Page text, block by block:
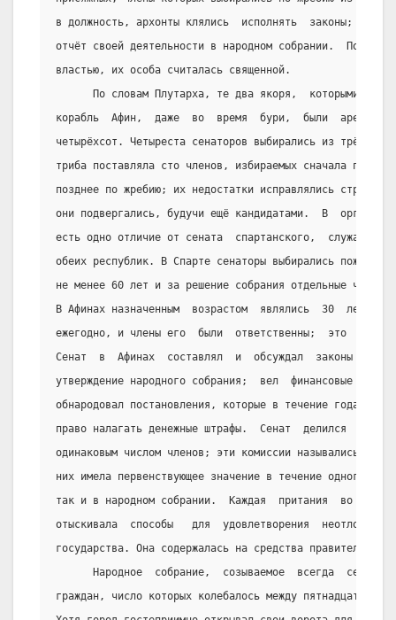
в должность, архонты клялись  исполнять  законы;
отчёт своей деятельности в народном собрании.  Пока
властью, их особа считалась священной.
По словам Плутарха, те два якоря,  которыми
корабль  Афин,  даже  во  время  бури,  были  ареопаг
четырёхсот. Четыреста сенаторов выбирались из трёх
триба поставляла сто членов, избираемых сначала по
позднее по жребию; их недостатки исправлялись
они подвергались, будучи ещё кандидатами.  В
есть одно отличие от сената  спартанского,  служащие
обеих республик. В Спарте сенаторы выбирались
не менее 60 лет и за решение собрания отдельные члены
В Афинах назначенным  возрастом  являлись  30  лет;
ежегодно, и члены его  были  ответственны;  это  было
Сенат  в  Афинах  составлял  и  обсуждал  законы  до
утверждение народного собрания;  вел  финансовые  и
обнародовал постановления, которые в течение года
право налагать денежные штрафы.  Сенат  делился  на
одинаковым числом членов; эти комиссии назывались
них имела первенствующее значение в течение одного
так и в народном собрании.  Каждая  притания  во
отыскивала  способы   для  удовлетворения
государства. Она содержалась на средства правительства.
Народное  собрание,  созываемое  всегда
граждан, число которых колебалось между пятнадцатью